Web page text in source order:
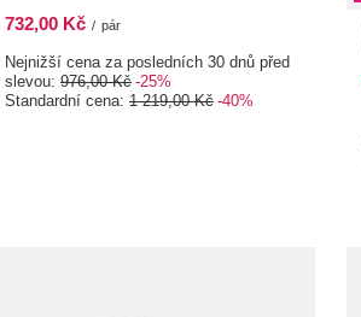
732,00 Kč / pár
Nejnižší cena za posledních 30 dnů před
slevou: 976,00 Kč -25%
Standardní cena: 1 219,00 Kč -40%